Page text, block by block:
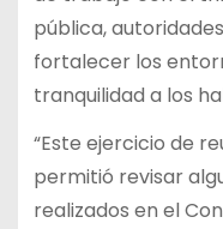
pública,
fortalecer los
tranquilidad a los
“Este ejercicio de
permitió revisar
realizados en el